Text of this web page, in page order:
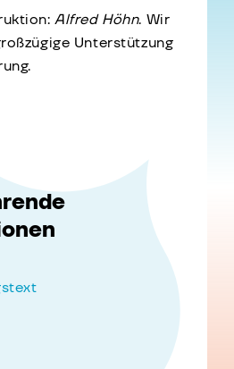
Alfred Höhn. Wir
Unterstützung